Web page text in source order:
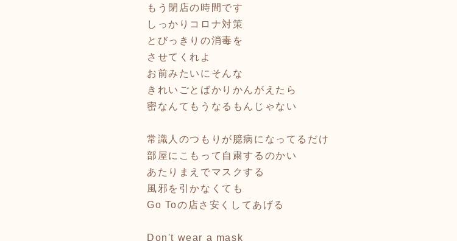
もう閉店の時間です
しっかりコロナ対策
とびっきりの消毒を
させてくれよ
お前みたいにそんな
きれいごとばかりかんがえたら
密なんてもうなるもんじゃない
常識人のつもりが臆病になってるだけ
部屋にこもって自粛するのかい
あたりまえでマスクする
風邪を引かなくても
Go Toの店さ安くしてあげる
Don't wear a mask